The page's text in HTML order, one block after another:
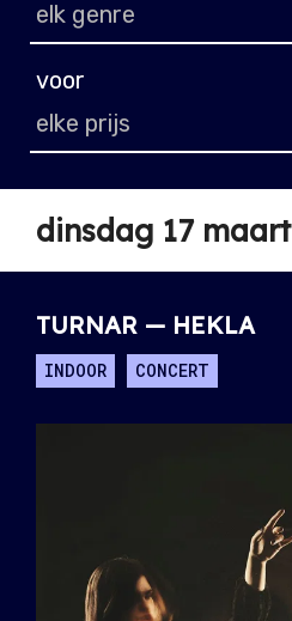
voor
dinsdag 17 maart
TURNAR — HEKLA
INDOOR CONCERT